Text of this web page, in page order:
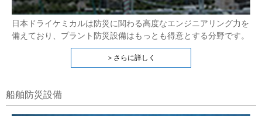
日本ドライケミカルは防災に関わる高度なエンジニアリング力を
備えており、プラント防災設備はもっとも得意とする分野です。
＞さらに詳しく
船舶防災設備